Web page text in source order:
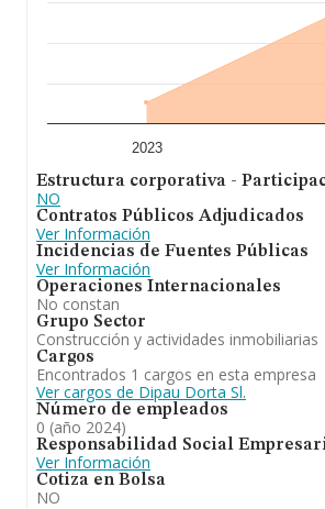
A modo de conclusión,Dipau Dorta
la compra, venta, adquisición,
arrendamiento y explotación, por
todo tipo de bienes muebles y,
como fincas rústicas o urbanas, así
edificios, cha. En relación con el
2023
Estructura corporativa -
NO
Contratos Públicos Adjudicados
Ver Información
Incidencias de Fuentes Públicas
Ver Información
Operaciones Internacionales
No constan
Grupo Sector
Construcción y actividades inmobiliarias
Cargos
Encontrados 1 cargos en esta empresa
Ver cargos de Dipau Dorta Sl.
Número de empleados
0 (año 2024)
Responsabilidad Social
Ver Información
Cotiza en Bolsa
NO